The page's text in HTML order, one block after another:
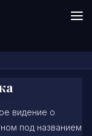
видение о
под названием